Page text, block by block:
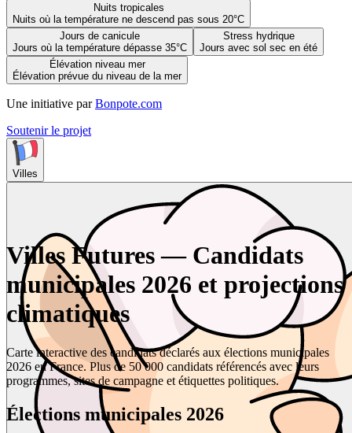
Nuits tropicales
Nuits où la température ne descend pas sous 20°C
Jours de canicule
Jours où la température dépasse 35°C
Stress hydrique
Jours avec sol sec en été
Élévation niveau mer
Élévation prévue du niveau de la mer
Une initiative par Bonpote.com
Soutenir le projet
Villes
Villes Futures — Candidats
municipales 2026 et projections
climatiques
Carte interactive des candidats déclarés aux élections municipales
2026 en France. Plus de 50 000 candidats référencés avec leurs
programmes, sites de campagne et étiquettes politiques.
Élections municipales 2026